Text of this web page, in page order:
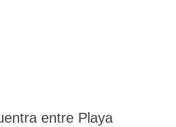
entre Playa